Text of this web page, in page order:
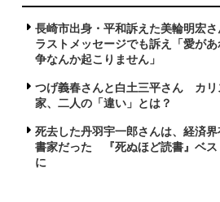
長崎市出身・平和訴えた美輪明宏
ラストメッセージでも訴え「愛が
争なんか起こりません」
つげ義春さんと白土三平さん カリ
家、二人の「違い」とは？
死去した丹羽宇一郎さんは、経済
書家だった 『死ぬほど読書』ベス
に